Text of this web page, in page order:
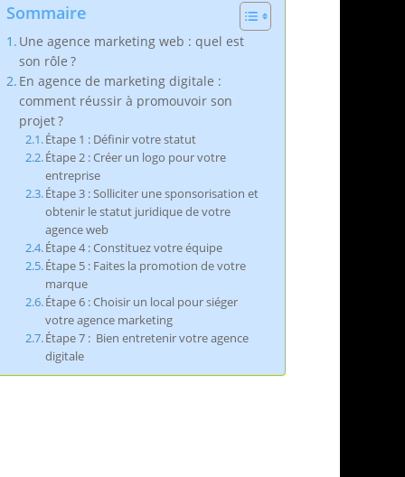
Sommaire
Une agence marketing web : quel est
son rôle ?
En agence de marketing digitale :
comment réussir à promouvoir son
projet ?
Étape 1 : Définir votre statut
Étape 2 : Créer un logo pour votre
entreprise
Étape 3 : Solliciter une sponsorisation et
obtenir le statut juridique de votre
agence web
Étape 4 : Constituez votre équipe
Étape 5 : Faites la promotion de votre
marque
Étape 6 : Choisir un local pour siéger
votre agence marketing
Étape 7 : Bien entretenir votre agence
digitale